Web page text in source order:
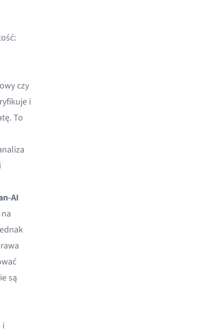
czy
i
To
AI
są
i